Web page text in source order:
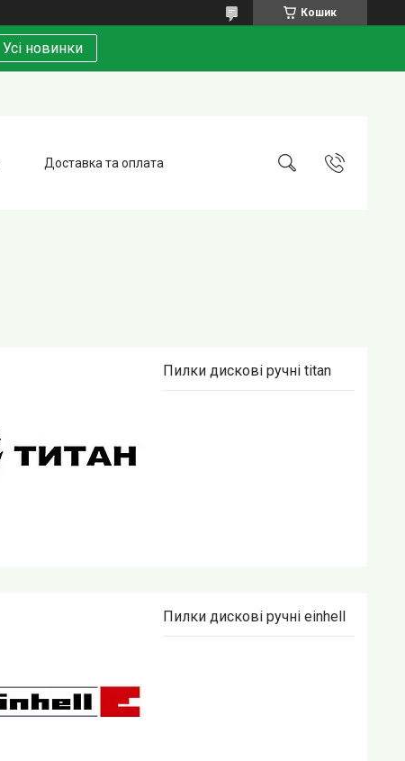
Кошик
Усі новинки
Доставка та оплата
Пилки дискові ручні titan
Пилки дискові ручні einhell